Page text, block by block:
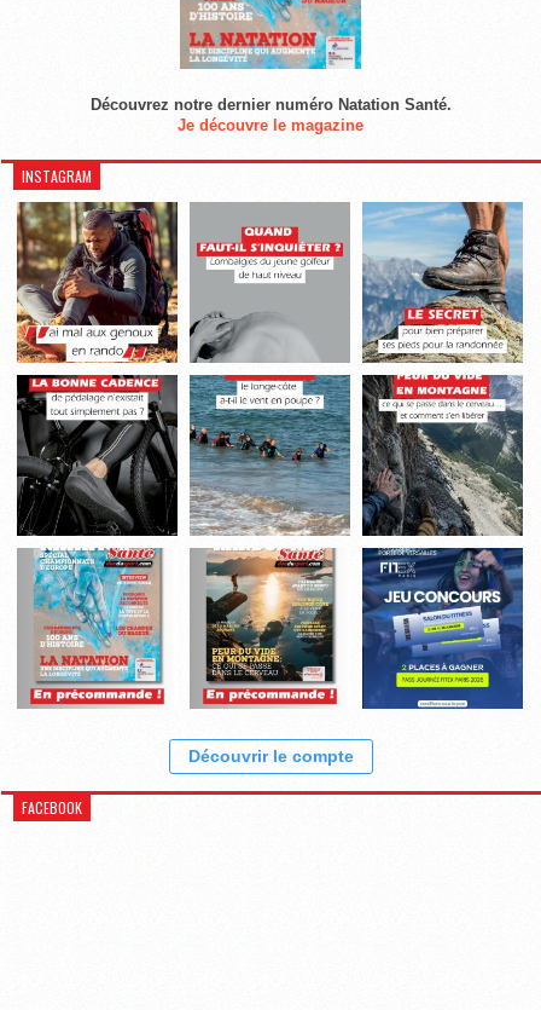
Découvrez notre dernier numéro Natation Santé.
Je découvre le magazine
INSTAGRAM
Découvrir le compte
FACEBOOK